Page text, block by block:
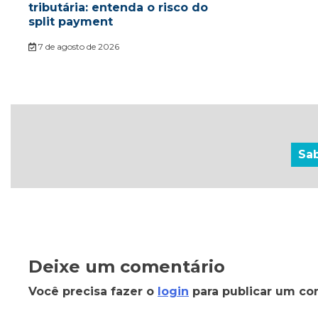
tributária: entenda o risco do
split payment
7 de agosto de 2026
Deixe um comentário
Você precisa fazer o login para publicar um